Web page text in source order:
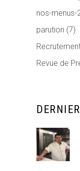
nos-menus-
parution (7)
Revue de